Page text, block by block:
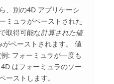
、別の4D アプリケーシ
ミュラがペーストされた
取得可能な計算された値
ペーストされます。 値
: フォーミュラが一度も
はフォーミュラのソー
ーストします。